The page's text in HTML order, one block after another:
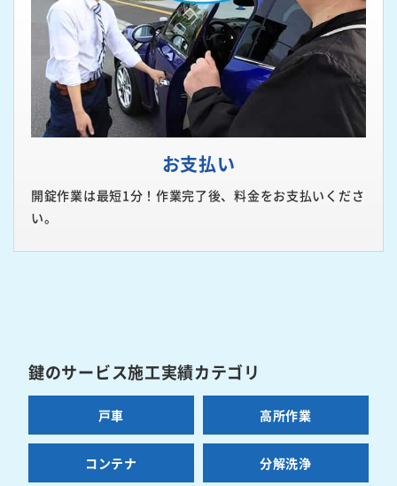
お支払い
開錠作業は最短1分！作業完了後、料金をお支払いくださ
い。
鍵のサービス施工実績カテゴリ
戸車 高所作業
コンテナ 分解洗浄